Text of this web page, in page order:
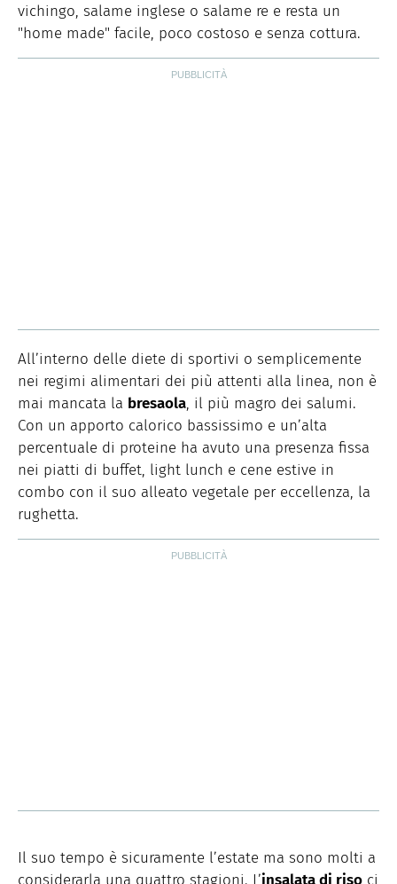
vichingo, salame inglese o salame re e resta un
"home made" facile, poco costoso e senza cottura.
All’interno delle diete di sportivi o semplicemente
nei regimi alimentari dei più attenti alla linea, non è
mai mancata la bresaola, il più magro dei salumi.
Con un apporto calorico bassissimo e un’alta
percentuale di proteine ha avuto una presenza fissa
nei piatti di buffet, light lunch e cene estive in
combo con il suo alleato vegetale per eccellenza, la
rughetta.
Il suo tempo è sicuramente l’estate ma sono molti a